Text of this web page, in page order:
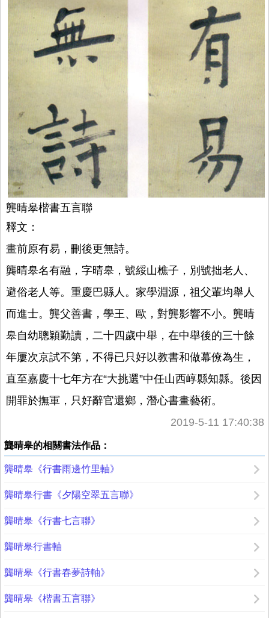
龔晴皋楷書五言聯
釋文：
畫前原有易，刪後更無詩。
龔晴皋名有融，字晴皋，號綏山樵子，別號拙老人、
避俗老人等。重慶巴縣人。家學淵源，祖父輩均舉人
而進士。龔父善書，學王、歐，對龔影響不小。龔晴
皋自幼聰穎勤讀，二十四歲中舉，在中舉後的三十餘
年屢次京試不第，不得已只好以教書和做幕僚為生，
直至嘉慶十七年方在“大挑選”中任山西崞縣知縣。後因
開罪於撫軍，只好辭官還鄉，潛心書畫藝術。
2019-5-11 17:40:38
龔晴皋的相關書法作品：
龔晴皋《行書雨邊竹里軸》
龔晴皋行書《夕陽空翠五言聯》
龔晴皋《行書七言聯》
龔晴皋行書軸
龔晴皋《行書春夢詩軸》
龔晴皋《楷書五言聯》